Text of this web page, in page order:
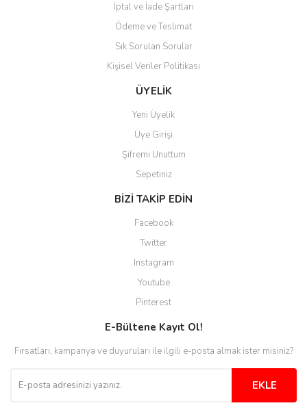
İptal ve İade Şartları
Ödeme ve Teslimat
Sık Sorulan Sorular
Kişisel Veriler Politikası
ÜYELİK
Yeni Üyelik
Üye Girişi
Şifremi Unuttum
Sepetiniz
BİZİ TAKİP EDİN
Facebook
Twitter
Instagram
Youtube
Pinterest
E-Bültene Kayıt Ol!
Fırsatları, kampanya ve duyuruları ile ilgili e-posta almak ister misiniz?
EKLE